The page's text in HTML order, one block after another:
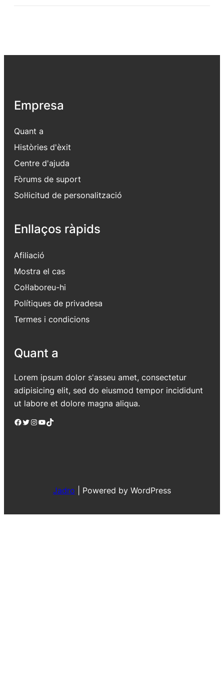
Empresa
Quant a
Històries d'èxit
Centre d'ajuda
Fòrums de suport
Sol·licitud de personalització
Enllaços ràpids
Afiliació
Mostra el cas
Col·laboreu-hi
Polítiques de privadesa
Termes i condicions
Quant a
Lorem ipsum dolor s'asseu amet, consectetur
adipisicing elit, sed do eiusmod tempor incididunt
ut labore et dolore magna aliqua.
Facebook Twitter Instagram YouTube TikTok
Jadro Powered by WordPress